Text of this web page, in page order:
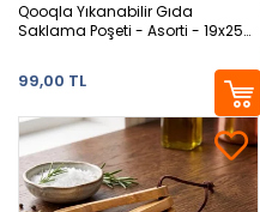
Qooqla Yıkanabilir Gıda
Saklama Poşeti - Asorti - 19x25
99,00 TL